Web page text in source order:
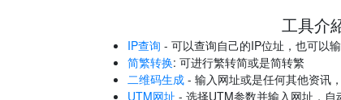
工具介
IP查询 - 可以查询自己的IP位址，也可以
简繁转换: 可进行繁转简或是简转繁
二维码生成 - 输入网址或是任何其他资讯
UTM网址 - 选择UTM参数并输入网址，